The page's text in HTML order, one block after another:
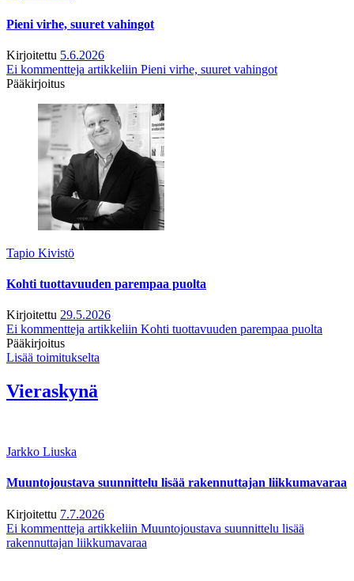
Pieni virhe, suuret vahingot
Kirjoitettu 5.6.2026
Ei kommentteja artikkeliin Pieni virhe, suuret vahingot
Pääkirjoitus
Tapio Kivistö
Kohti tuottavuuden parempaa puolta
Kirjoitettu 29.5.2026
Ei kommentteja artikkeliin Kohti tuottavuuden parempaa puolta
Pääkirjoitus
Lisää toimitukselta
Vieraskynä
Jarkko Liuska
Muuntojoustava suunnittelu lisää rakennuttajan liikkumavaraa
Kirjoitettu 7.7.2026
Ei kommentteja artikkeliin Muuntojoustava suunnittelu lisää
rakennuttajan liikkumavaraa